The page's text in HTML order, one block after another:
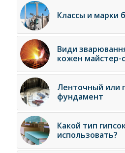
Классы и марки
Види
кожен майстер-
Ленточный или
фундамент
Какой тип
использовать?